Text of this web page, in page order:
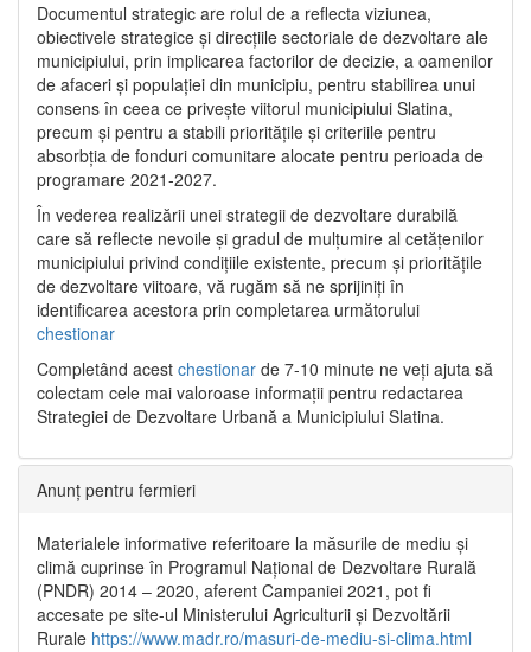
Documentul strategic are rolul de a reflecta viziunea,
obiectivele strategice și direcțiile sectoriale de dezvoltare ale
municipiului, prin implicarea factorilor de decizie, a oamenilor
de afaceri și populației din municipiu, pentru stabilirea unui
consens în ceea ce privește viitorul municipiului Slatina,
precum și pentru a stabili prioritățile și criteriile pentru
absorbția de fonduri comunitare alocate pentru perioada de
programare 2021-2027.
În vederea realizării unei strategii de dezvoltare durabilă
care să reflecte nevoile și gradul de mulțumire al cetățenilor
municipiului privind condițiile existente, precum și prioritățile
de dezvoltare viitoare, vă rugăm să ne sprijiniți în
identificarea acestora prin completarea următorului
chestionar
Completând acest chestionar de 7-10 minute ne veți ajuta să
colectam cele mai valoroase informații pentru redactarea
Strategiei de Dezvoltare Urbană a Municipiului Slatina.
Anunț pentru fermieri
Materialele informative referitoare la măsurile de mediu și
climă cuprinse în Programul Național de Dezvoltare Rurală
(PNDR) 2014 – 2020, aferent Campaniei 2021, pot fi
accesate pe site-ul Ministerului Agriculturii și Dezvoltării
Rurale https://www.madr.ro/masuri-de-mediu-si-clima.html